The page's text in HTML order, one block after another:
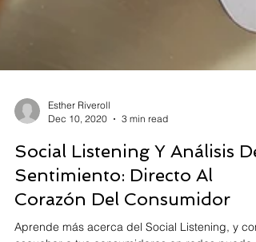
Dec 10, 2020
3 min read
Social Listening Y Análisis De
Sentimiento: Directo Al
Corazón Del Consumidor